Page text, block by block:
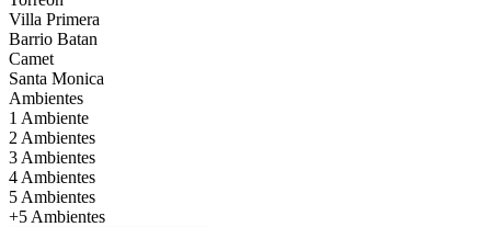
Villa Primera
Barrio Batan
Camet
Santa Monica
Ambientes
1 Ambiente
2 Ambientes
3 Ambientes
4 Ambientes
5 Ambientes
+5 Ambientes